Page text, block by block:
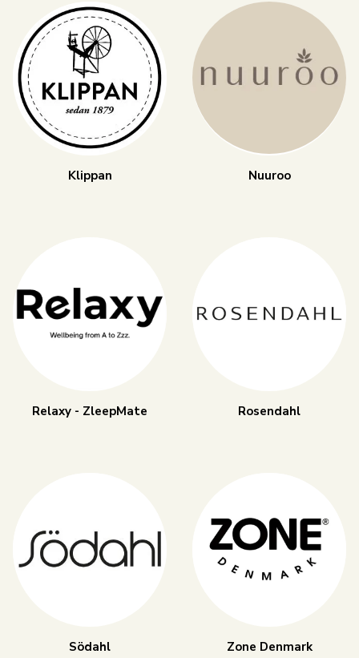
Klippan Nuuroo
Relaxy - ZleepMate Rosendahl
Södahl Zone Denmark